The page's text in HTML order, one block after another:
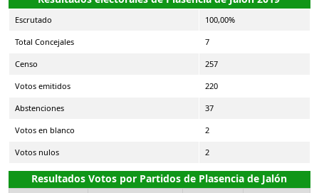
Escrutado 100,00%
Total Concejales 7
Censo 257
Votos emitidos 220
Abstenciones 37
Votos en blanco 2
Votos nulos 2
Resultados Votos por Partidos de Plasencia de Jalón